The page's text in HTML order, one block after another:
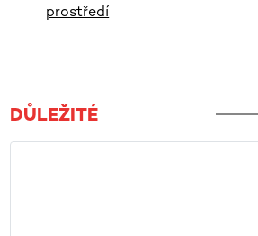
prostředí
DŮLEŽITÉ